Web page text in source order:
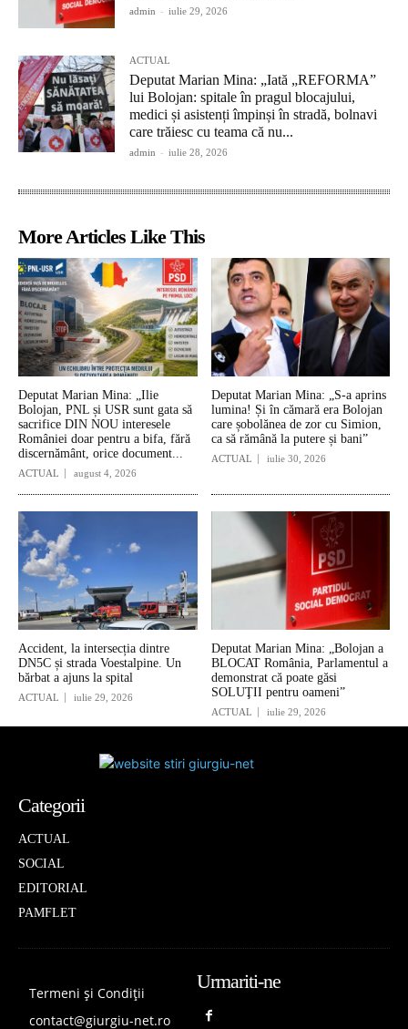
admin - iulie 29, 2026
ACTUAL
Deputat Marian Mina: „Iată „REFORMA”
lui Bolojan: spitale în pragul blocajului,
medici și asistenți împinși în stradă, bolnavi
care trăiesc cu teama că nu...
admin - iulie 28, 2026
More Articles Like This
Deputat Marian Mina: „Ilie
Bolojan, PNL și USR sunt gata să
sacrifice DIN NOU interesele
României doar pentru a bifa, fără
discernământ, orice document...
ACTUAL august 4, 2026
Deputat Marian Mina: „S-a aprins
lumina! Și în cămară era Bolojan
care șobolănea de zor cu Simion,
ca să rămână la putere și bani”
ACTUAL iulie 30, 2026
Accident, la intersecția dintre
DN5C și strada Voestalpine. Un
bărbat a ajuns la spital
ACTUAL iulie 29, 2026
Deputat Marian Mina: „Bolojan a
BLOCAT România, Parlamentul a
demonstrat că poate găsi
SOLUŢII pentru oameni”
ACTUAL iulie 29, 2026
Categorii
ACTUAL
SOCIAL
EDITORIAL
PAMFLET
Termeni și Condiții
contact@giurgiu-net.ro
Urmariti-ne